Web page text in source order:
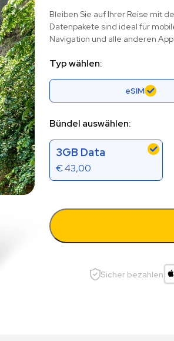
Bleiben Sie auf Ihrer Reise mit
Datenpakete sind ideal für
Navigation und alle anderen
Typ wählen:
eSIM
Bündel auswählen:
3GB Data
€43,00
Sicher bezahlen